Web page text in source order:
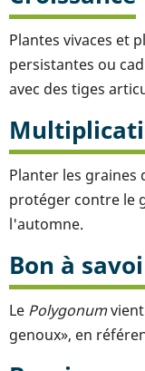
Plantes vivaces et
persistantes ou
avec des tiges
Planter les graines
protéger contre le
l'automne.
Bon à
Le Polygonumvient
genoux», en